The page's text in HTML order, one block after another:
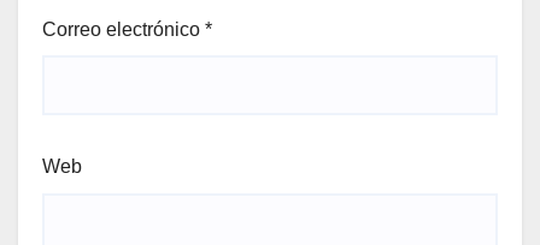
Correo electrónico *
Web